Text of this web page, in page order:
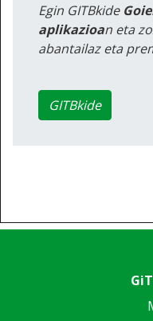
Egin GITBkide
aplikazioan eta
abantailaz eta
GITBkide